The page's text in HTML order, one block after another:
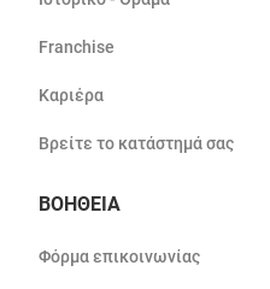
Franchise
Καριέρα
Βρείτε το κατάστημά σας
ΒΟΗΘΕΙΑ
Φόρμα επικοινωνίας